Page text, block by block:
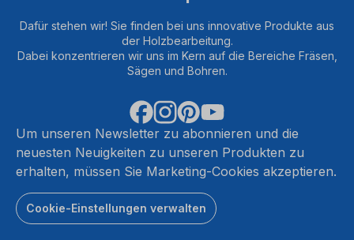
Dafür stehen wir! Sie finden bei uns innovative Produkte aus
der Holzbearbeitung.
Dabei konzentrieren wir uns im Kern auf die Bereiche Fräsen,
Sägen und Bohren.
Um unseren Newsletter zu abonnieren und die
neuesten Neuigkeiten zu unseren Produkten zu
erhalten, müssen Sie Marketing-Cookies akzeptieren.
Cookie-Einstellungen verwalten